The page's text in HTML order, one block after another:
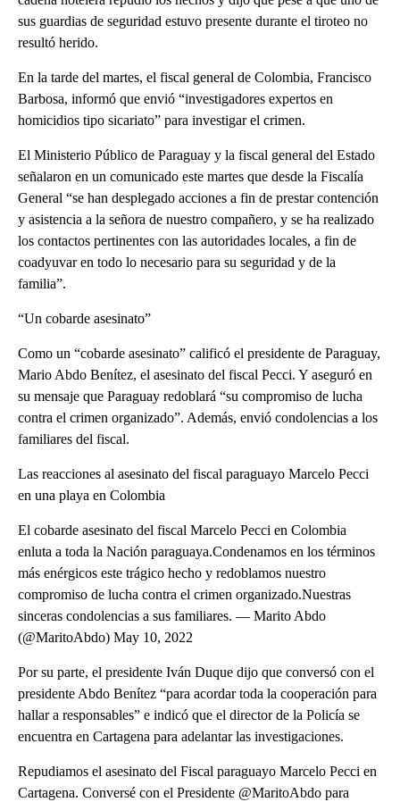
sus guardias de seguridad estuvo presente durante el tiroteo no
resultó herido.
En la tarde del martes, el fiscal general de Colombia, Francisco
Barbosa, informó que envió “investigadores expertos en
homicidios tipo sicariato” para investigar el crimen.
El Ministerio Público de Paraguay y la fiscal general del Estado
señalaron en un comunicado este martes que desde la Fiscalía
General “se han desplegado acciones a fin de prestar contención
y asistencia a la señora de nuestro compañero, y se ha realizado
los contactos pertinentes con las autoridades locales, a fin de
coadyuvar en todo lo necesario para su seguridad y de la
familia”.
“Un cobarde asesinato”
Como un “cobarde asesinato” calificó el presidente de Paraguay,
Mario Abdo Benítez, el asesinato del fiscal Pecci. Y aseguró en
su mensaje que Paraguay redoblará “su compromiso de lucha
contra el crimen organizado”. Además, envió condolencias a los
familiares del fiscal.
Las reacciones al asesinato del fiscal paraguayo Marcelo Pecci
en una playa en Colombia
El cobarde asesinato del fiscal Marcelo Pecci en Colombia
enluta a toda la Nación paraguaya.Condenamos en los términos
más enérgicos este trágico hecho y redoblamos nuestro
compromiso de lucha contra el crimen organizado.Nuestras
sinceras condolencias a sus familiares. — Marito Abdo
(@MaritoAbdo) May 10, 2022
Por su parte, el presidente Iván Duque dijo que conversó con el
presidente Abdo Benítez “para acordar toda la cooperación para
hallar a responsables” e indicó que el director de la Policía se
encuentra en Cartagena para adelantar las investigaciones.
Repudiamos el asesinato del Fiscal paraguayo Marcelo Pecci en
Cartagena. Conversé con el Presidente @MaritoAbdo para